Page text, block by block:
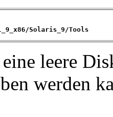
Solaris_9/Tools
leere
werden